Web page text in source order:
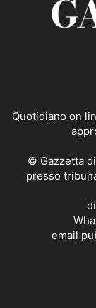
Quotidiano on
© Gazzetta
presso
email